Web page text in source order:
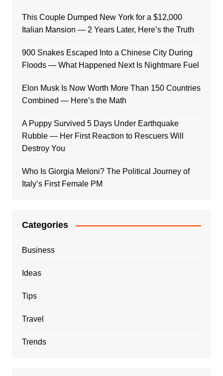
This Couple Dumped New York for a $12,000
Italian Mansion — 2 Years Later, Here’s the Truth
900 Snakes Escaped Into a Chinese City During
Floods — What Happened Next Is Nightmare Fuel
Elon Musk Is Now Worth More Than 150 Countries
Combined — Here’s the Math
A Puppy Survived 5 Days Under Earthquake
Rubble — Her First Reaction to Rescuers Will
Destroy You
Who Is Giorgia Meloni? The Political Journey of
Italy’s First Female PM
Categories
Business
Ideas
Tips
Travel
Trends